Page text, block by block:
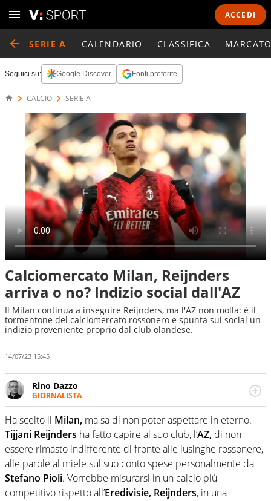
ACCEDI
SERIE A CALENDARIO CLASSIFICA
Seguici su: Google Discover Fonti preferite
CALCIO SERIE A
Calciomercato Milan, Reijnders
arriva o no? Indizio social dall'AZ
Il Milan continua a inseguire Reijnders, ma l'AZ non molla: è il
tormentone del calciomercato rossonero e spunta sui social un
indizio proveniente proprio dal club olandese.
14/07/23 15:45
Rino Dazzo
GIORNALISTA
Se mai ci fosse modo di traslare il glossario del calcio in
una nicchia di esperti, lui ne farebbe parte. Non si perde
una svista arbitrale né gli umori social del mondo delle
curve
Ha scelto il Milan, ma sa di non poter aspettare in eterno.
Tijjani Reijnders ha fatto capire al suo club, l’AZ, di non
essere rimasto indifferente di fronte alle lusinghe rossonere,
alle parole al miele sul suo conto spese personalmente da
Stefano Pioli. Vorrebbe misurarsi in un calcio più
competitivo rispetto all’Eredivisie, Reijnders, in una